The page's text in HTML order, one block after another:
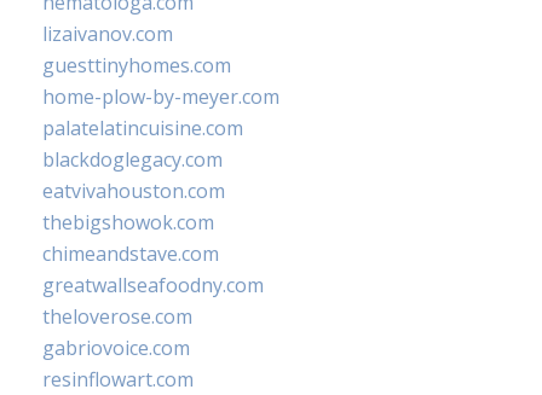
lizaivanov.com
guesttinyhomes.com
home-plow-by-meyer.com
palatelatincuisine.com
blackdoglegacy.com
eatvivahouston.com
thebigshowok.com
chimeandstave.com
greatwallseafoodny.com
theloverose.com
gabriovoice.com
resinflowart.com